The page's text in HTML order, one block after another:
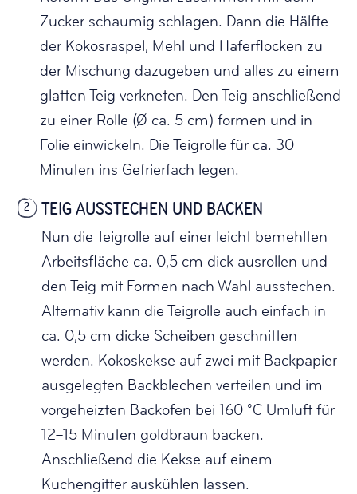
Zucker schaumig schlagen. Dann die Hälfte
der Kokosraspel, Mehl und Haferflocken zu
der Mischung dazugeben und alles zu einem
glatten Teig verkneten. Den Teig anschließend
zu einer Rolle (Ø ca. 5 cm) formen und in
Folie einwickeln. Die Teigrolle für ca. 30
Minuten ins Gefrierfach legen.
2 TEIG AUSSTECHEN UND BACKEN
Nun die Teigrolle auf einer leicht bemehlten
Arbeitsfläche ca. 0,5 cm dick ausrollen und
den Teig mit Formen nach Wahl ausstechen.
Alternativ kann die Teigrolle auch einfach in
ca. 0,5 cm dicke Scheiben geschnitten
werden. Kokoskekse auf zwei mit Backpapier
ausgelegten Backblechen verteilen und im
vorgeheizten Backofen bei 160 °C Umluft für
12–15 Minuten goldbraun backen.
Anschließend die Kekse auf einem
Kuchengitter auskühlen lassen.